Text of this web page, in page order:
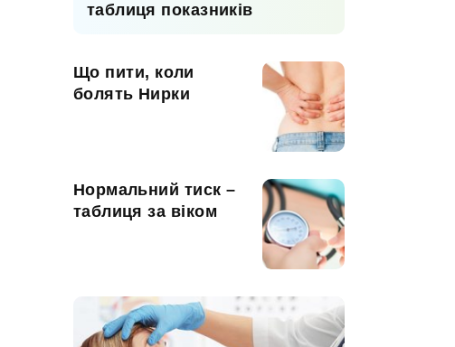
таблиця показників
Що пити, коли
болять Нирки
Нормальний тиск –
таблиця за віком